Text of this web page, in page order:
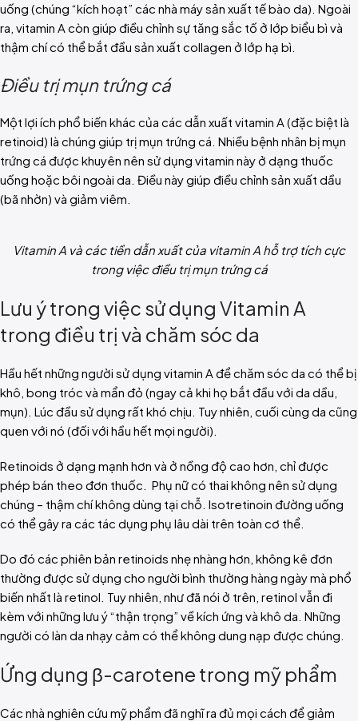
uống (chúng “kích hoạt” các nhà máy sản xuất tế bào da). Ngoài
ra, vitamin A còn giúp điều chỉnh sự tăng sắc tố ở lớp biểu bì và
thậm chí có thể bắt đầu sản xuất collagen ở lớp hạ bì.
Điều trị mụn trứng cá
Một lợi ích phổ biến khác của các dẫn xuất vitamin A (đặc biệt là
retinoid) là chúng giúp trị mụn trứng cá. Nhiều bệnh nhân bị mụn
trứng cá được khuyên nên sử dụng vitamin này ở dạng thuốc
uống hoặc bôi ngoài da. Điều này giúp điều chỉnh sản xuất dầu
(bã nhờn) và giảm viêm.
Vitamin A và các tiền dẫn xuất của vitamin A hỗ trợ tích cực
trong việc điều trị mụn trứng cá
Lưu ý trong việc sử dụng Vitamin A
trong điều trị và chăm sóc da
Hầu hết những người sử dụng vitamin A để chăm sóc da có thể bị
khô, bong tróc và mẩn đỏ (ngay cả khi họ bắt đầu với da dầu,
mụn). Lúc đầu sử dụng rất khó chịu. Tuy nhiên, cuối cùng da cũng
quen với nó (đối với hầu hết mọi người).
Retinoids ở dạng mạnh hơn và ở nồng độ cao hơn, chỉ được
phép bán theo đơn thuốc. Phụ nữ có thai không nên sử dụng
chúng – thậm chí không dùng tại chỗ. Isotretinoin đường uống
có thể gây ra các tác dụng phụ lâu dài trên toàn cơ thể.
Do đó các phiên bản retinoids nhẹ nhàng hơn, không kê đơn
thường được sử dụng cho người bình thường hàng ngày mà phổ
biến nhất là retinol. Tuy nhiên, như đã nói ở trên, retinol vẫn đi
kèm với những lưu ý “thận trọng” về kích ứng và khô da. Những
người có làn da nhạy cảm có thể không dung nạp được chúng.
Ứng dụng β-carotene trong mỹ phẩm
Các nhà nghiên cứu mỹ phẩm đã nghĩ ra đủ mọi cách để giảm